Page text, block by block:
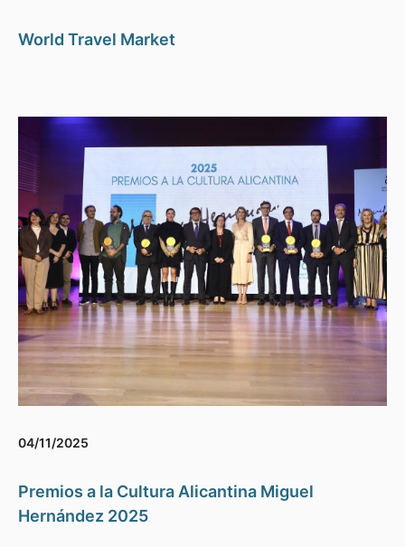
World Travel Market
04/11/2025
Premios a la Cultura Alicantina Miguel
Hernández 2025